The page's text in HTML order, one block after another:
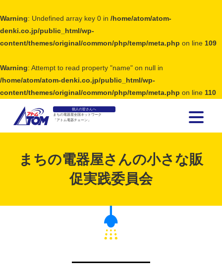
Warning: Undefined array key 0 in /home/atom/atom-
denki.co.jp/public_html/wp-
content/themes/original/common/php/temp/meta.php on line 109
Warning: Attempt to read property "name" on null in
/home/atom/atom-denki.co.jp/public_html/wp-
content/themes/original/common/php/temp/meta.php on line 110
アトム電器チェーン
個人の皆さんへ
まちの電器屋全国ネットワーク
「アトム電器チェーン」
まちの電器屋さんの小さな販
促実践委員会